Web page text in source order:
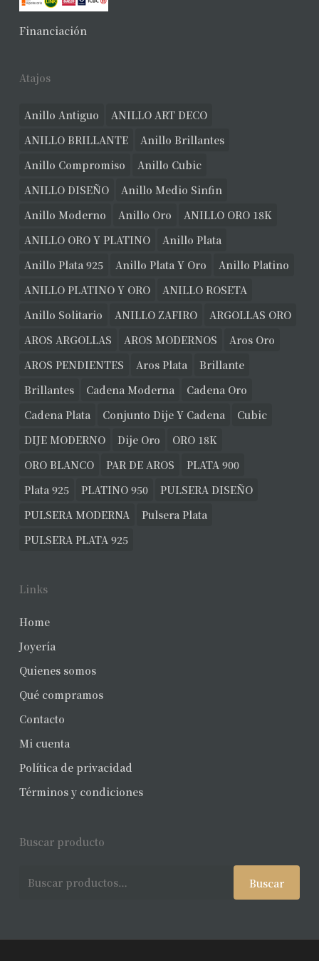
Financiación
Atajos
Anillo Antiguo
ANILLO ART DECO
ANILLO BRILLANTE
Anillo Brillantes
Anillo Compromiso
Anillo Cubic
ANILLO DISEÑO
Anillo Medio Sinfin
Anillo Moderno
Anillo Oro
ANILLO ORO 18K
ANILLO ORO Y PLATINO
Anillo Plata
Anillo Plata 925
Anillo Plata Y Oro
Anillo Platino
ANILLO PLATINO Y ORO
ANILLO ROSETA
Anillo Solitario
ANILLO ZAFIRO
ARGOLLAS ORO
AROS ARGOLLAS
AROS MODERNOS
Aros Oro
AROS PENDIENTES
Aros Plata
Brillante
Brillantes
Cadena Moderna
Cadena Oro
Cadena Plata
Conjunto Dije Y Cadena
Cubic
DIJE MODERNO
Dije Oro
ORO 18K
ORO BLANCO
PAR DE AROS
PLATA 900
Plata 925
PLATINO 950
PULSERA DISEÑO
PULSERA MODERNA
Pulsera Plata
PULSERA PLATA 925
Links
Home
Joyería
Quienes somos
Qué compramos
Contacto
Mi cuenta
Política de privacidad
Términos y condiciones
Buscar producto
Buscar